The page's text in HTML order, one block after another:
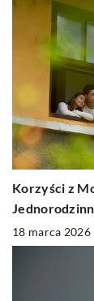
Korzyści z
18 marca 2026